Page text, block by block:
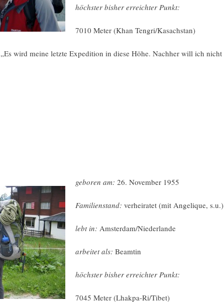
höchster bisher erreichter Punkt:
7010 Meter (Khan Tengri/Kasachstan)
„Es wird meine letzte Expedition in diese Höhe. Nachher will ich nicht
geboren am: 26. November 1955
Familienstand: verheiratet (mit Angelique, s.u.)
lebt in: Amsterdam/Niederlande
arbeitet als: Beamtin
höchster bisher erreichter Punkt:
7045 Meter (Lhakpa-Ri/Tibet)